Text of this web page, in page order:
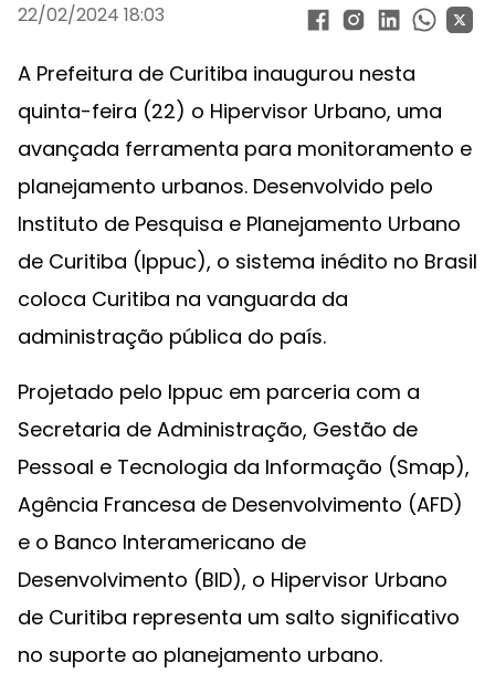
22/02/2024 18:03
A Prefeitura de Curitiba inaugurou nesta
quinta-feira (22) o Hipervisor Urbano, uma
avançada ferramenta para monitoramento e
planejamento urbanos. Desenvolvido pelo
Instituto de Pesquisa e Planejamento Urbano
de Curitiba (Ippuc), o sistema inédito no Brasil
coloca Curitiba na vanguarda da
administração pública do país.
Projetado pelo Ippuc em parceria com a
Secretaria de Administração, Gestão de
Pessoal e Tecnologia da Informação (Smap),
Agência Francesa de Desenvolvimento (AFD)
e o Banco Interamericano de
Desenvolvimento (BID), o Hipervisor Urbano
de Curitiba representa um salto significativo
no suporte ao planejamento urbano.